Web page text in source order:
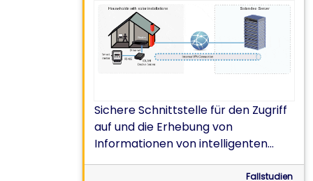
Sichere Schnittstelle für den Zugriff
auf und die Erhebung von
Informationen von intelligenten
RS485-Datenkommunikationsport
Fallstudien